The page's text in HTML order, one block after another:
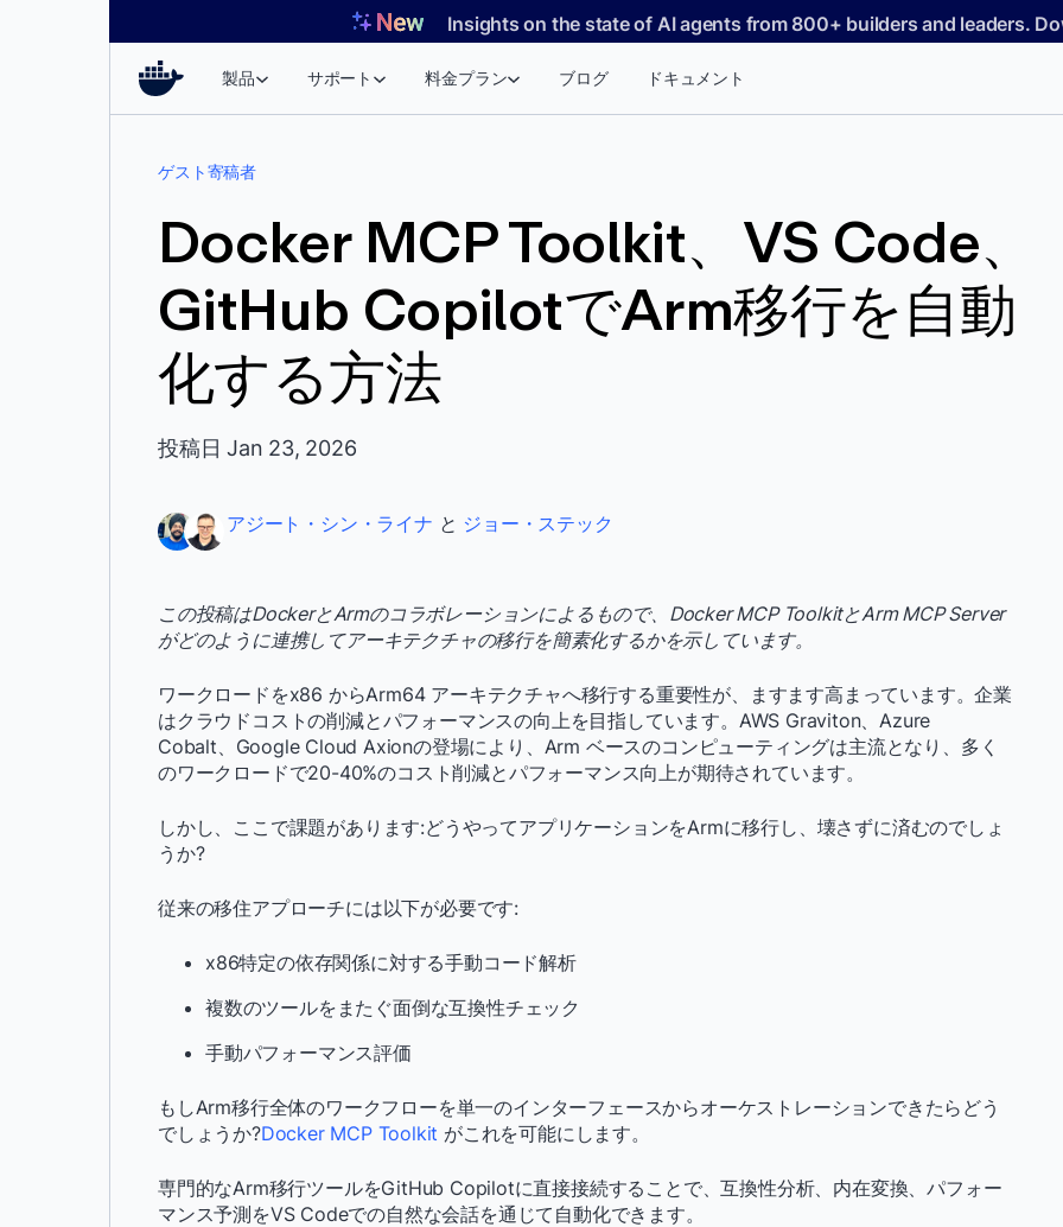
Insights on the state of AI agents from 800+ builders and leaders.
製品 サポート 料金プラン ブログ ドキュメント
ゲスト寄稿者
Docker MCP Toolkit、VS Code、
GitHub CopilotでArm移行を自動
化する方法
投稿日 Jan 23, 2026
アジート・シン・ライナ と ジョー・ステック
この投稿はDockerとArmのコラボレーションによるもので、Docker MCP ToolkitとArm MCP Server
がどのように連携してアーキテクチャの移行を簡素化するかを示しています。
ワークロードをx86 からArm64 アーキテクチャへ移行する重要性が、ますます高まっています。企業
はクラウドコストの削減とパフォーマンスの向上を目指しています。AWS Graviton、Azure
Cobalt、Google Cloud Axionの登場により、Arm ベースのコンピューティングは主流となり、多く
のワークロードで20-40%のコスト削減とパフォーマンス向上が期待されています。
しかし、ここで課題があります:どうやってアプリケーションをArmに移行し、壊さずに済むのでしょ
うか?
従来の移住アプローチには以下が必要です:
x86特定の依存関係に対する手動コード解析
複数のツールをまたぐ面倒な互換性チェック
手動パフォーマンス評価
もしArm移行全体のワークフローを単一のインターフェースからオーケストレーションできたらどう
でしょうか?Docker MCP Toolkit がこれを可能にします。
専門的なArm移行ツールをGitHub Copilotに直接接続することで、互換性分析、内在変換、パフォー
マンス予測をVS Codeでの自然な会話を通じて自動化できます。